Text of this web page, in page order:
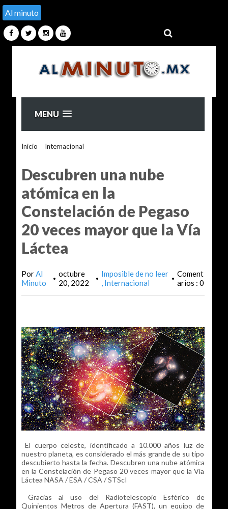
Al minuto
MENU
Inicio Internacional
Descubren una nube
atómica en la
Constelación de Pegaso
20 veces mayor que la Vía
Láctea
PorAl
Minuto
• octubre
20, 2022
• Imposible de no leer
Internacional
• Coment
arios : 0
El cuerpo celeste, identificado a 10.000 años luz de
nuestro planeta, es considerado el más grande de su tipo
descubierto hasta la fecha. Descubren una nube atómica
en la Constelación de Pegaso 20 veces mayor que la Vía
Láctea NASA / ESA / CSA / STScI
Gracias al uso del Radiotelescopio Esférico de
Quinientos Metros de Apertura (FAST), un equipo de